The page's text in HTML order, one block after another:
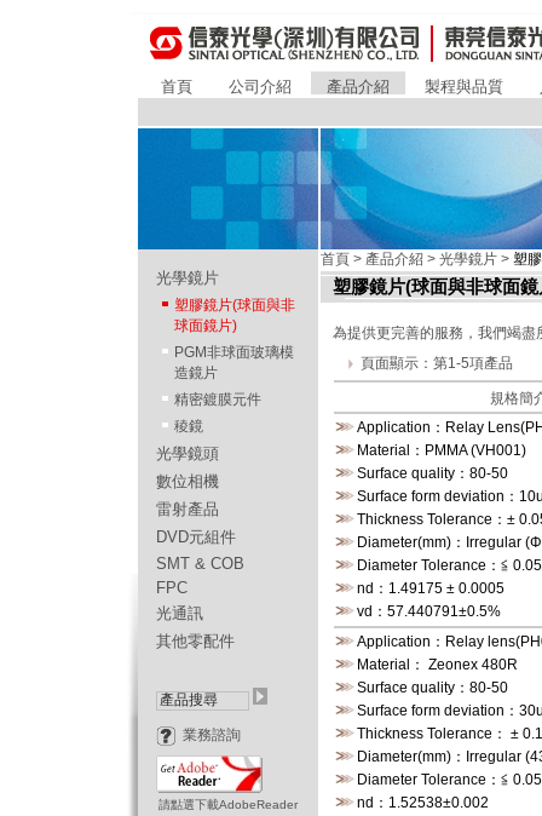
首頁 公司介紹 產品介紹 製程與品質
光學鏡片
塑膠鏡片(球面與非
球面鏡片)
PGM非球面玻璃模
造鏡片
精密鍍膜元件
稜鏡
光學鏡頭
數位相機
雷射產品
DVD元組件
SMT & COB
FPC
光通訊
其他零配件
業務諮詢
請點選下載AdobeReader
首頁 > 產品介紹 >光學鏡片 >塑
塑膠鏡片(球面與非球面鏡
為提供更完善的服務，我們竭
頁面顯示：第1-5項產品
規格簡
Application：Relay
Material：PMMA (VH001)
Surface quality：80-50
Surface form deviation：
Thickness Tolerance：±
Diameter(mm)：Irregular
Diameter Tolerance：≦
nd：1.49175 ± 0.0005
vd：57.440791±0.5%
Application：Relay
Material： Zeonex 480R
Surface quality：80-50
Surface form deviation：
Thickness Tolerance： ±
Diameter(mm)：Irregular
Diameter Tolerance：≦
nd：1.52538±0.002